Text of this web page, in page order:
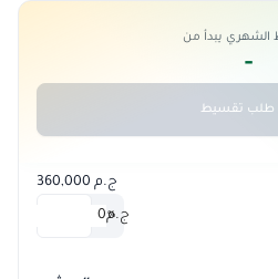
الشهري يبدأ من
-
طلب تقسيط
ج.م 360,000
0%
ج.م